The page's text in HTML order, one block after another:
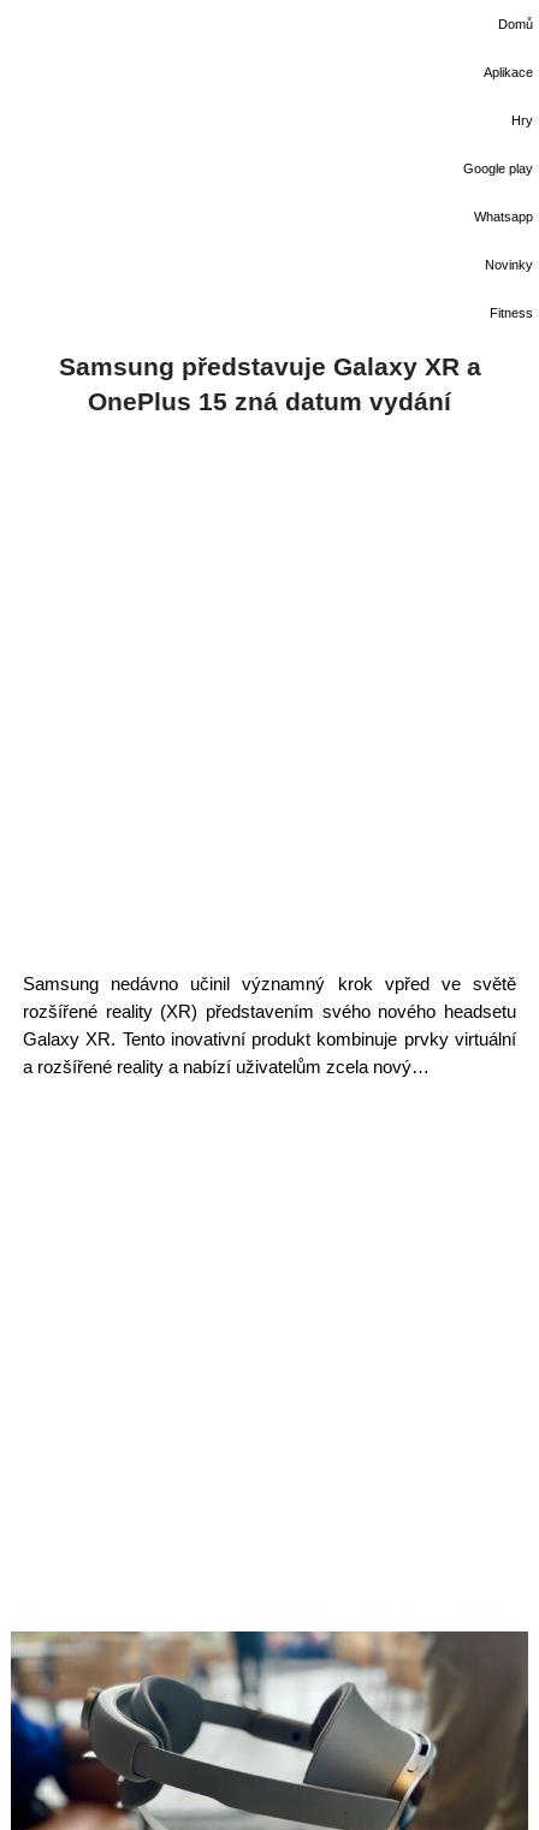
Domů
Aplikace
Hry
Google play
Whatsapp
Novinky
Fitness
Samsung představuje Galaxy XR a
OnePlus 15 zná datum vydání
Samsung nedávno učinil významný krok vpřed ve světě
rozšířené reality (XR) představením svého nového headsetu
Galaxy XR. Tento inovativní produkt kombinuje prvky virtuální
a rozšířené reality a nabízí uživatelům zcela nový…